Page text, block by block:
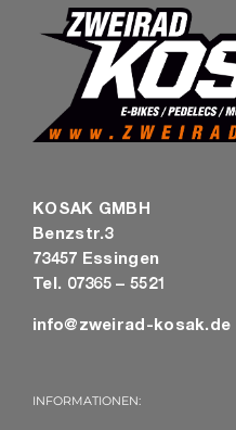
KOSAK GMBH
Benzstr.3
73457 Essingen
Tel. 07365 – 5521
info@zweirad-kosak.de
INFORMATIONEN: